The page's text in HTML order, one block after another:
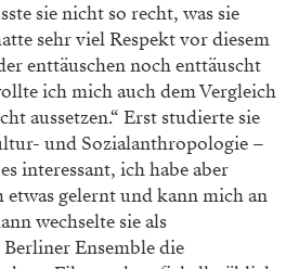
sie nicht so recht, was sie
sehr viel Respekt vor diesem
enttäuschen noch enttäuscht
ich mich auch dem Vergleich
aussetzen.“ Erst studierte sie
und Sozialanthropologie –
interessant, ich habe aber
gelernt und kann mich an
wechselte sie als
Ensemble die